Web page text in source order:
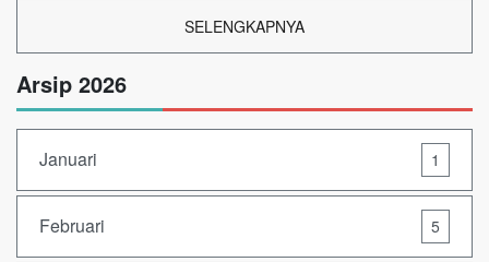
SELENGKAPNYA
Arsip 2026
Januari 1
Februari 5